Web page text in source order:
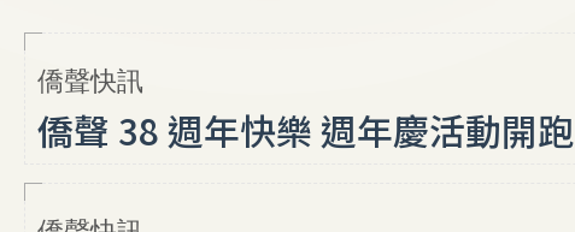
僑聲快訊
僑聲 38 週年快樂 週年慶活動開跑